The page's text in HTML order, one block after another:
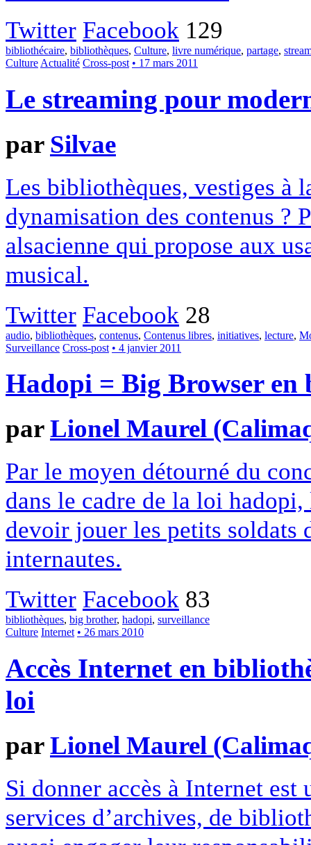
Twitter Facebook 129
bibliothécaire, bibliothèques, Culture, livre numérique, partage,
Culture Actualité Cross-post • 17 mars 2011
Le streaming pour
par Silvae
Les bibliothèques, vestiges à
dynamisation des contenus ?
alsacienne qui propose aux
musical.
Twitter Facebook 28
audio, bibliothèques, contenus, Contenus libres, initiatives, lecture,
Surveillance Cross-post • 4 janvier 2011
Hadopi = Big Browser en
parLionel Maurel
Par le moyen détourné du
dans le cadre de la loi
devoir jouer les petits soldats
internautes.
Twitter Facebook 83
bibliothèques, big brother, hadopi, surveillance
Culture Internet • 26 mars 2010
Accès Internet en
loi
parLionel Maurel
Si donner accès à Internet est
services d’archives, de